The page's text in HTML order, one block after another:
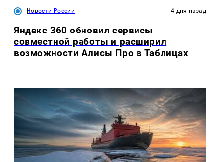
Новости России 4 дня назад
Яндекс 360 обновил сервисы
совместной работы и расширил
возможности Алисы Про в Таблицах